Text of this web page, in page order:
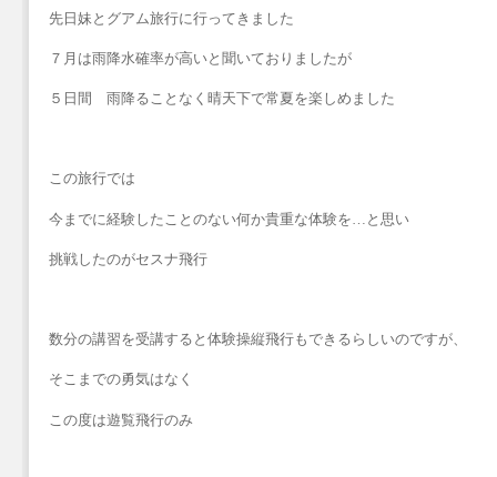
先日妹とグアム旅行に行ってきました
７月は雨降水確率が高いと聞いておりましたが
５日間 雨降ることなく晴天下で常夏を楽しめました
この旅行では
今までに経験したことのない何か貴重な体験を…と思い
挑戦したのがセスナ飛行
数分の講習を受講すると体験操縦飛行もできるらしいのですが、
そこまでの勇気はなく
この度は遊覧飛行のみ